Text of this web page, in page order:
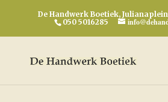
De Handwerk Boetiek, Julianaplein
050 5016285